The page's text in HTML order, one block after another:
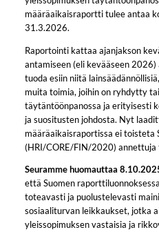
määräaikaisraportti tulee antaa
31.3.2026.
Raportointi kattaa ajanjakson
antamiseen (eli kevääseen
tuoda esiin niitä
muita toimia, joihin on ryhdytty
täytäntöönpanossa ja erityisesti
ja suositusten johdosta. Nyt
määräaikaisraportissa ei toisteta
(HRI/CORE/FIN/2020) annettuja
Seuramme huomauttaa
että Suomen
toteavasti ja puolustelevasti
sosiaaliturvan leikkaukset, jotka
yleissopimuksen vastaisia ja